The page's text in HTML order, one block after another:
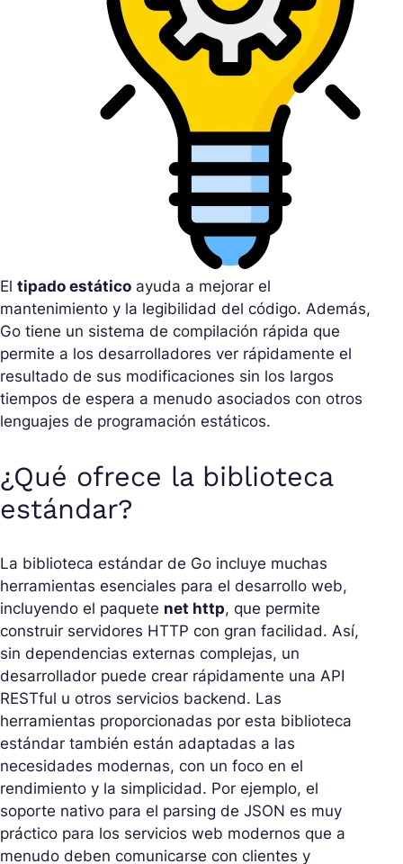
El tipado estático ayuda a mejorar el
mantenimiento y la legibilidad del código. Además,
Go tiene un sistema de compilación rápida que
permite a los desarrolladores ver rápidamente el
resultado de sus modificaciones sin los largos
tiempos de espera a menudo asociados con otros
lenguajes de programación estáticos.
¿Qué ofrece la biblioteca
estándar?
La biblioteca estándar de Go incluye muchas
herramientas esenciales para el desarrollo web,
incluyendo el paquete net http, que permite
construir servidores HTTP con gran facilidad. Así,
sin dependencias externas complejas, un
desarrollador puede crear rápidamente una API
RESTful u otros servicios backend. Las
herramientas proporcionadas por esta biblioteca
estándar también están adaptadas a las
necesidades modernas, con un foco en el
rendimiento y la simplicidad. Por ejemplo, el
soporte nativo para el parsing de JSON es muy
práctico para los servicios web modernos que a
menudo deben comunicarse con clientes y